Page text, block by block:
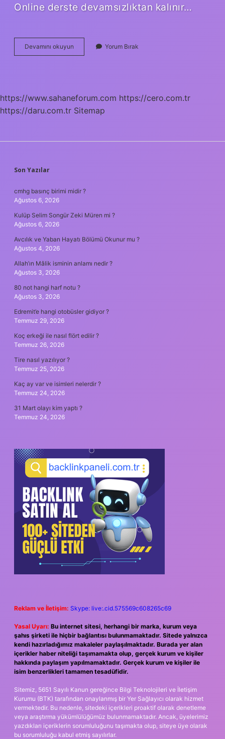
Online derste devamsızlıktan kalınır…
Devamını okuyun Uzaktan
Eğitim
Yorum Bırak
https://www.sahaneforum.com https://cero.com.tr
https://daru.com.tr Sitemap
SIDEBAR
Son Yazılar
cmhg basınç birimi midir ?
Ağustos 6, 2026
Kulüp Selim Songür Zeki Müren mi ?
Ağustos 6, 2026
Avcılık ve Yaban Hayatı Bölümü Okunur mu ?
Ağustos 4, 2026
Allah’ın Mâlik isminin anlamı nedir ?
Ağustos 3, 2026
80 not hangi harf notu ?
Ağustos 3, 2026
Edremit’e hangi otobüsler gidiyor ?
Temmuz 29, 2026
Koç erkeği ile nasıl flört edilir ?
Temmuz 26, 2026
Tire nasıl yazılıyor ?
Temmuz 25, 2026
Kaç ay var ve isimleri nelerdir ?
Temmuz 24, 2026
31 Mart olayı kim yaptı ?
Temmuz 24, 2026
Reklam ve İletişim: Skype: live:.cid.575569c608265c69
Yasal Uyarı: Bu internet sitesi, herhangi bir marka, kurum veya
şahıs şirketi ile hiçbir bağlantısı bulunmamaktadır. Sitede yalnızca
kendi hazırladığımız makaleler paylaşılmaktadır. Burada yer alan
içerikler haber niteliği taşımamakta olup, gerçek kurum ve kişiler
hakkında paylaşım yapılmamaktadır. Gerçek kurum ve kişiler ile
isim benzerlikleri tamamen tesadüfidir.
Sitemiz, 5651 Sayılı Kanun gereğince Bilgi Teknolojileri ve İletişim
Kurumu (BTK) tarafından onaylanmış bir Yer Sağlayıcı olarak hizmet
vermektedir. Bu nedenle, sitedeki içerikleri proaktif olarak denetleme
veya araştırma yükümlülüğümüz bulunmamaktadır. Ancak, üyelerimiz
yazdıkları içeriklerin sorumluluğunu taşımakta olup, siteye üye olarak
bu sorumluluğu kabul etmiş sayılırlar.